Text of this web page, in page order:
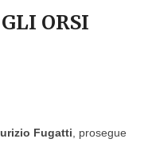
ORSI
Fugatti , prosegue